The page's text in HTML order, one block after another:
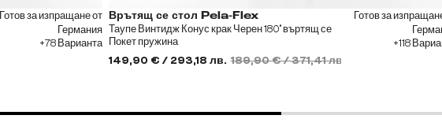
Готов за изпращане от
Германия
+78 Варианта
Врътящ се стол Pela-Flex
Таупе Винтидж Конус крак Черен 180° въртящ се
Покет пружина
149,90 € / 293,18 лв. 189,90 € / 371,41 лв.
Готов за
+118